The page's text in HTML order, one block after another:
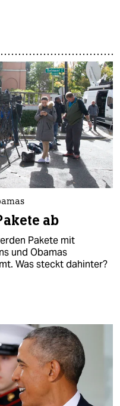
ab
Pakete mit
und Obamas
Was steckt dahinter?